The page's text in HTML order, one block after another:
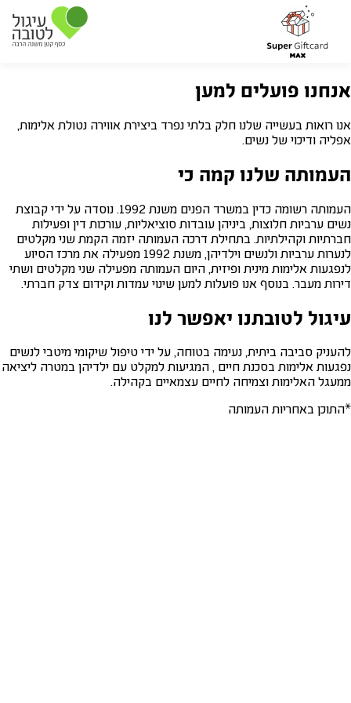
אנחנו פועלים למען
אנו רואות בעשייה שלנו חלק בלתי נפרד ביצירת אווירה נטולת אלימות,
אפליה ודיכוי של נשים.
העמותה שלנו קמה כי
העמותה רשומה כדין במשרד הפנים משנת 1992. נוסדה על ידי קבוצת
נשים ערביות חלוצות, ביניהן עובדות סוציאליות, עורכות דין ופעילות
חברתיות וקהילתיות. בתחילת דרכה העמותה יזמה הקמת שני מקלטים
לנערות ערביות ולנשים וילדיהן, משנת 1992 מפעילה את מרכז הסיוע
לנפגעות אלימות מינית ופיזית, היום העמותה מפעילה שני מקלטים ושתי
דירות מעבר. בנוסף אנו פועלות למען שינוי עמדות וקידום צדק חברתי.
עיגול לטובתנו יאפשר לנו
להעניק סביבה ביתית, נעימה בטוחה, על ידי טיפול שיקומי מיטבי לנשים
נפגעות אלימות בסכנת חיים , המגיעות למקלט עם ילדיהן במטרה ליציאה
ממעגל האלימות וצמיחה לחיים עצמאיים בקהילה.
*התוכן באחריות העמותה